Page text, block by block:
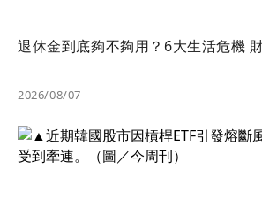
退休
2026/08/07